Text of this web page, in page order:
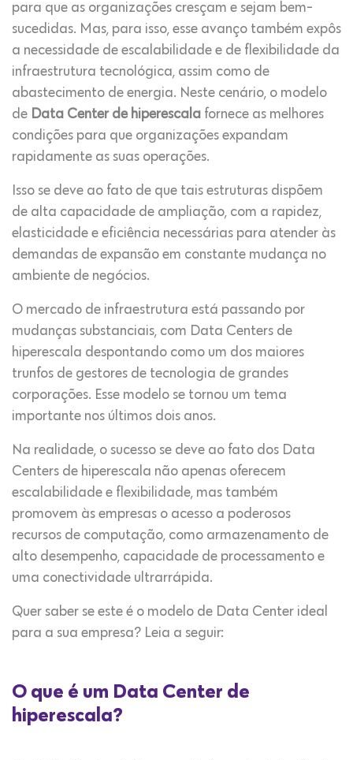
para que as organizações cresçam e sejam bem-
sucedidas. Mas, para isso, esse avanço também expôs
a necessidade de escalabilidade e de flexibilidade da
infraestrutura tecnológica, assim como de
abastecimento de energia. Neste cenário, o modelo
de Data Center de hiperescala fornece as melhores
condições para que organizações expandam
rapidamente as suas operações.
Isso se deve ao fato de que tais estruturas dispõem
de alta capacidade de ampliação, com a rapidez,
elasticidade e eficiência necessárias para atender às
demandas de expansão em constante mudança no
ambiente de negócios.
O mercado de infraestrutura está passando por
mudanças substanciais, com Data Centers de
hiperescala despontando como um dos maiores
trunfos de gestores de tecnologia de grandes
corporações. Esse modelo se tornou um tema
importante nos últimos dois anos.
Na realidade, o sucesso se deve ao fato dos Data
Centers de hiperescala não apenas oferecem
escalabilidade e flexibilidade, mas também
promovem às empresas o acesso a poderosos
recursos de computação, como armazenamento de
alto desempenho, capacidade de processamento e
uma conectividade ultrarrápida.
Quer saber se este é o modelo de Data Center ideal
para a sua empresa? Leia a seguir:
O que é um Data Center de
hiperescala?